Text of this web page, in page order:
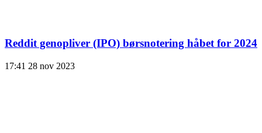
Reddit genopliver (IPO) børsnotering håbet for 2024
17:41 28 nov 2023